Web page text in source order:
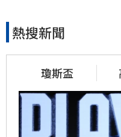
熱搜新聞
瓊斯盃